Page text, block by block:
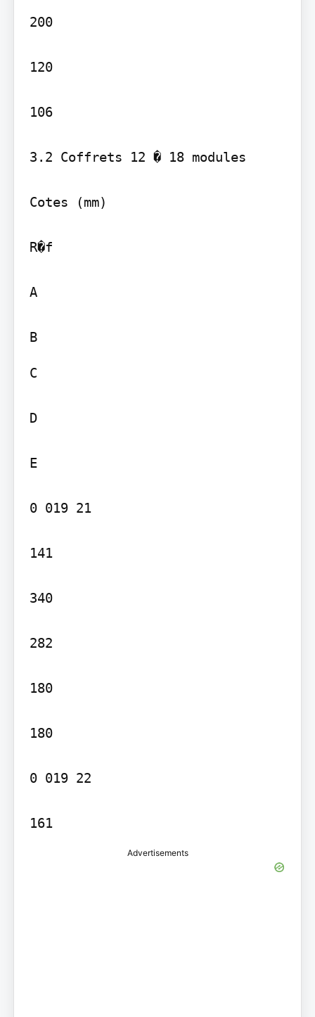
200
120
106
3.2 Coffrets 12 � 18 modules
Cotes (mm)
R�f
A
B
C
D
E
0 019 21
141
340
282
180
180
0 019 22
161
Advertisements